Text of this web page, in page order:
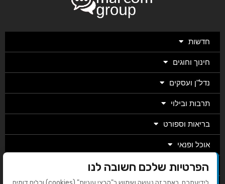
חדשות
חינוך וחוגים
נדל"ן ועסקים
תרבות ובילוי
בריאות וספורט
אוכל ופנאי
מגזין
הפרטיות שלכם חשובה לנו